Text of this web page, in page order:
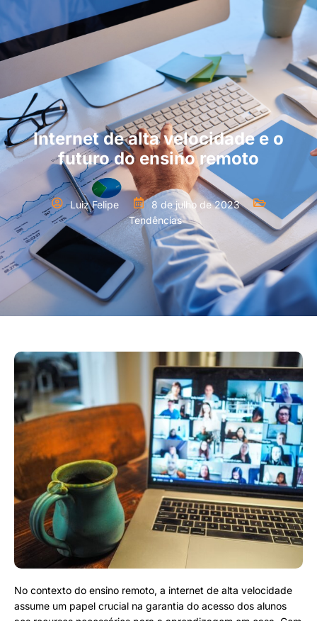
Internet de alta velocidade e o
futuro do ensino remoto
Luiz Felipe
8 de julho de 2023
Tendências
No contexto do ensino remoto, a internet de alta velocidade
assume um papel crucial na garantia do acesso dos alunos